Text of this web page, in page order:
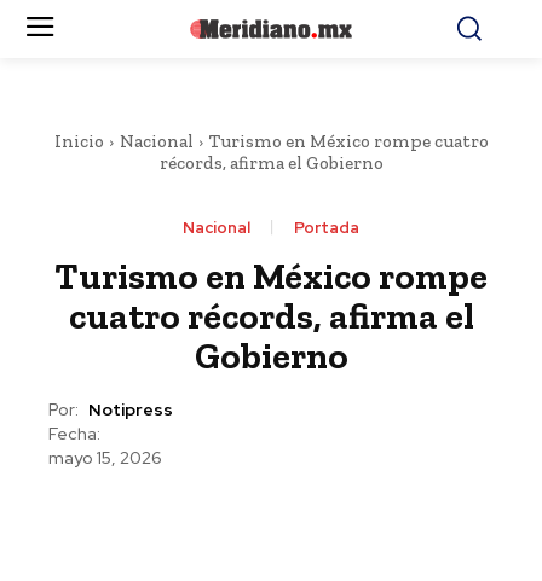
Inicio Nacional
Turismo en México rompe cuatro
récords, afirma el Gobierno
Nacional Portada
Turismo en México rompe
cuatro récords, afirma el
Gobierno
Por: Notipress
Fecha:
mayo 15, 2026